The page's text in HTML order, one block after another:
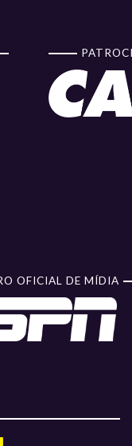
OFICIAL DE MÍDIA